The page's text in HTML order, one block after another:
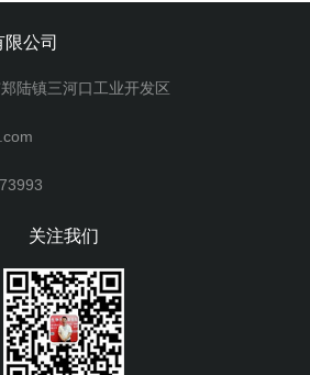
公司
陆镇三河口工业开发区
关注我们